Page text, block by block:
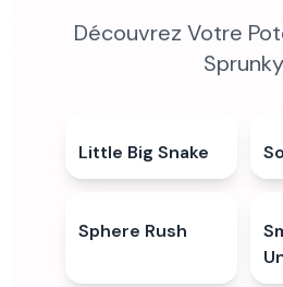
Découvrez Votre
Sprunky
4.9★
Little Big Snake
5.0
Sphere Rush